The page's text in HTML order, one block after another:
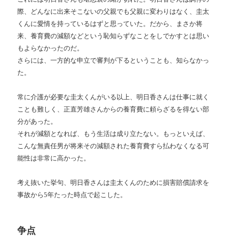
際、どんなに出来そこないの父親でも父親に変わりはなく、圭太
くんに愛情を持っているはずと思っていた。だから、まさか将
来、養育費の減額などという恥知らずなことをしでかすとは思い
もよらなかったのだ。
さらには、一方的な申立で審判が下るということも、知らなかっ
た。
常に介護が必要な圭太くんがいる以上、明日香さんは仕事に就く
ことも難しく、正直芳雄さんからの養育費に頼らざるを得ない部
分があった。
それが減額となれば、もう生活は成り立たない。もっといえば、
こんな無責任男が将来その減額された養育費すら払わなくなる可
能性は非常に高かった。
考え抜いた挙句、明日香さんは圭太くんのために損害賠償請求を
事故から5年たった時点で起こした。
争点